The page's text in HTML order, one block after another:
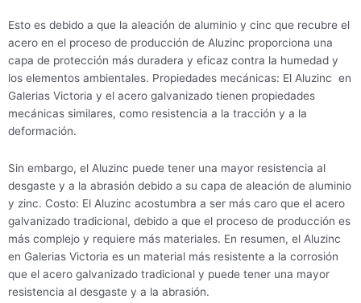
Esto es debido a que la aleación de aluminio y cinc que recubre el
acero en el proceso de producción de Aluzinc proporciona una
capa de protección más duradera y eficaz contra la humedad y
los elementos ambientales. Propiedades mecánicas: El Aluzinc en
Galerias Victoria y el acero galvanizado tienen propiedades
mecánicas similares, como resistencia a la tracción y a la
deformación.
Sin embargo, el Aluzinc puede tener una mayor resistencia al
desgaste y a la abrasión debido a su capa de aleación de aluminio
y zinc. Costo: El Aluzinc acostumbra a ser más caro que el acero
galvanizado tradicional, debido a que el proceso de producción es
más complejo y requiere más materiales. En resumen, el Aluzinc
en Galerias Victoria es un material más resistente a la corrosión
que el acero galvanizado tradicional y puede tener una mayor
resistencia al desgaste y a la abrasión.